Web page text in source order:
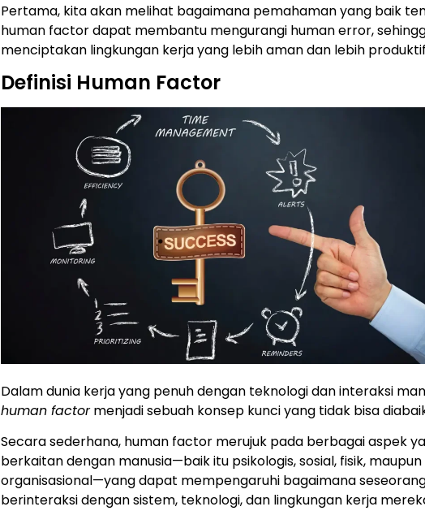
Pertama, kita akan melihat bagaimana pemahaman yang baik
human factor dapat membantu mengurangi human error,
menciptakan lingkungan kerja yang lebih aman dan lebih
Definisi Human Factor
Dalam dunia kerja yang penuh dengan teknologi dan interaksi
human factormenjadi sebuah konsep kunci yang tidak bisa
Secara sederhana, human factor merujuk pada berbagai aspek
berkaitan dengan manusia—baik itu psikologis, sosial, fisik, maupun
organisasional—yang dapat mempengaruhi bagaimana
berinteraksi dengan sistem, teknologi, dan lingkungan kerja